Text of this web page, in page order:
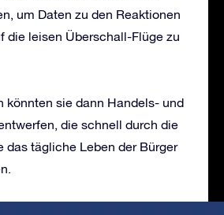
um Daten zu den Reaktionen
die leisen Überschall-Flüge zu
könnten sie dann Handels- und
die schnell durch die
das tägliche Leben der Bürger